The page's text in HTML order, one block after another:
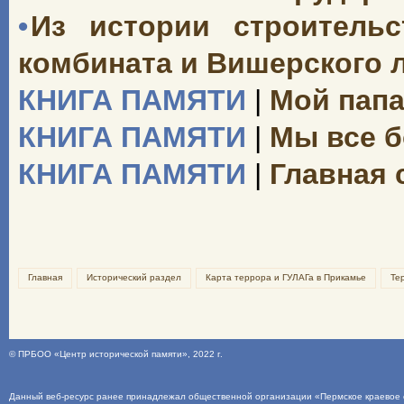
•Из истории
комбината и Вишерского
КНИГА ПАМЯТИ | Мой
КНИГА ПАМЯТИ | Мы все
КНИГА ПАМЯТИ | Главная
Главная Исторический раздел Карта террора и ГУЛАГа в Прикамье
©ПРБОО «Центр исторической памяти» , 2022 г.
Данный веб-ресурс ранее принадлежал общественной организации «Пермское